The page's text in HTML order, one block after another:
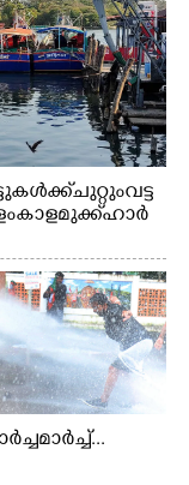
ചുറ്റും വട്ട
കാളമുക്ക് ഹാർ